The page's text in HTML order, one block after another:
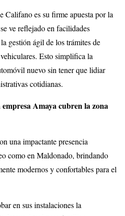
Califano es su firme apuesta por la
ve reflejado en facilidades
gestión ágil de los trámites de
Esto simplifica la
nuevo sin tener que lidiar
cotidianas.
Amaya cubren la zona
una impactante presencia
como en Maldonado, brindando
modernos y confortables para el
en sus instalaciones la